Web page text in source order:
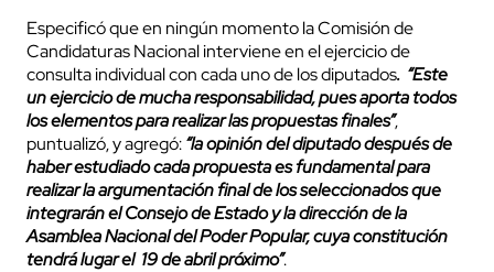
Especificó que en ningún momento la Comisión de
Candidaturas Nacional interviene en el ejercicio de
consulta individual con cada uno de los diputados. “Este
un ejercicio de mucha responsabilidad, pues aporta todos
los elementos para realizar las propuestas finales”,
puntualizó, y agregó:“la opinión del diputado después de
haber estudiado cada propuesta es fundamental para
realizar la argumentación final de los seleccionados que
integrarán el Consejo de Estado y la dirección de la
Asamblea Nacional del Poder Popular, cuya constitución
tendrá lugar el 19 de abril próximo”.